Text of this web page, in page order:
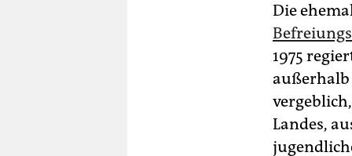
Die
1975
außerhalb
Landes,